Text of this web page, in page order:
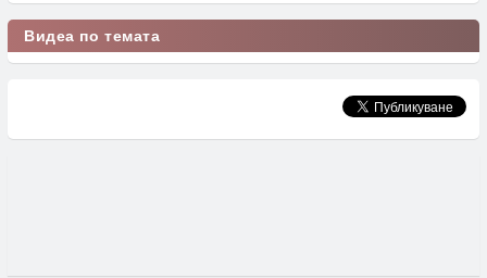
Видеа по темата